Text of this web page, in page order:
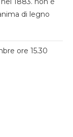
di legno
ore 15.30